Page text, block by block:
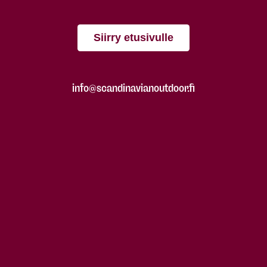
Siirry etusivulle
info@scandinavianoutdoor.fi